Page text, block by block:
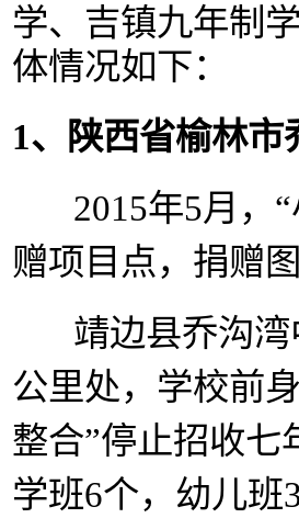
学、吉镇九年制
体情况如下：
1、陕西省榆林市
2015年5月，“
赠项目点，捐赠图
靖边县乔沟湾
公里处，学校前
整合”停止招收七
学班6个，幼儿班